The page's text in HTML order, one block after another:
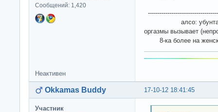
Сообщений: 1,420
алсо: убунта в
оргазмы вызывает
8-ка более на
Неактивен
17-10-12 18:41:45
Okkamas Buddy
Участник